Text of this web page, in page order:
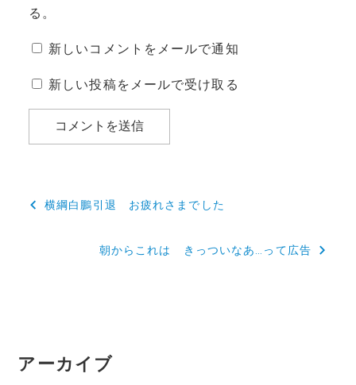
る。
新しいコメントをメールで通知
新しい投稿をメールで受け取る
投
横綱白鵬引退 お疲れさまでした
朝からこれは きっついなあ…って広告
アーカイブ